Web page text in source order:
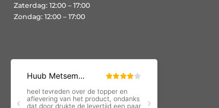
Zaterdag: 12:00 – 17:00
Zondag: 12:00 – 17:00